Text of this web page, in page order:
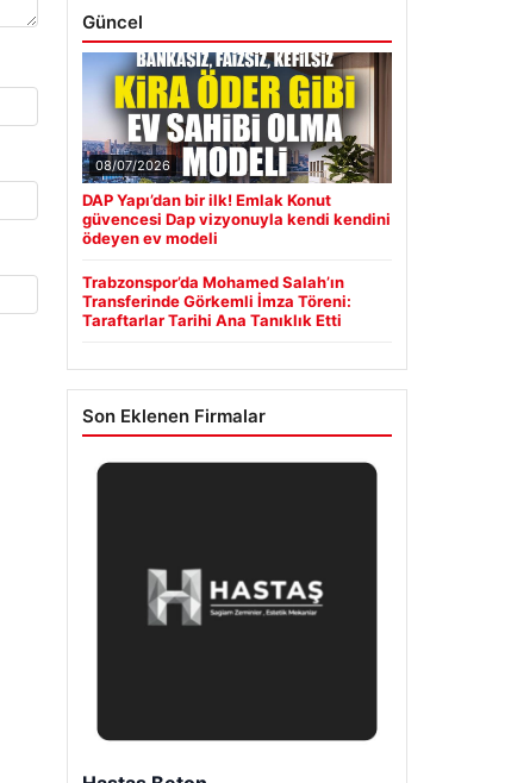
Güncel
08/07/2026
DAP Yapı’dan bir ilk! Emlak Konut
güvencesi Dap vizyonuyla kendi kendini
ödeyen ev modeli
Trabzonspor’da Mohamed Salah’ın
Transferinde Görkemli İmza Töreni:
Taraftarlar Tarihi Ana Tanıklık Etti
Son Eklenen Firmalar